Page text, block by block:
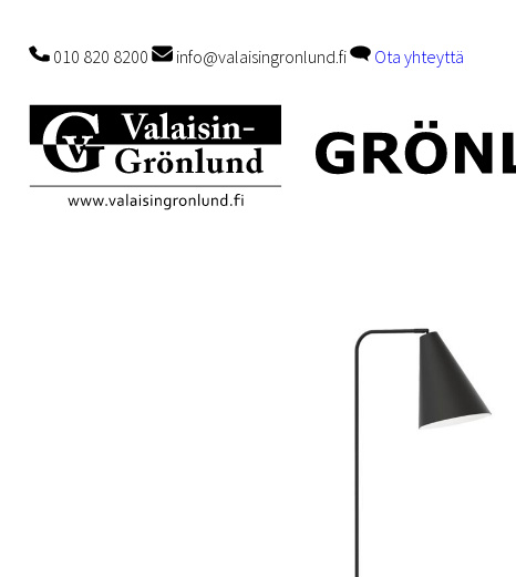
010 820 8200 info@valaisingronlund.fi Ota yhteyttä